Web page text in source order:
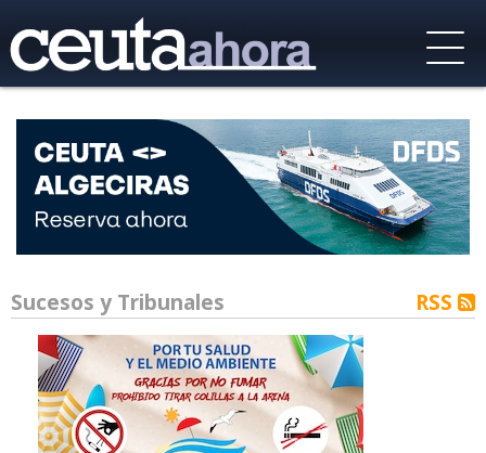
Sucesos y Tribunales RSS